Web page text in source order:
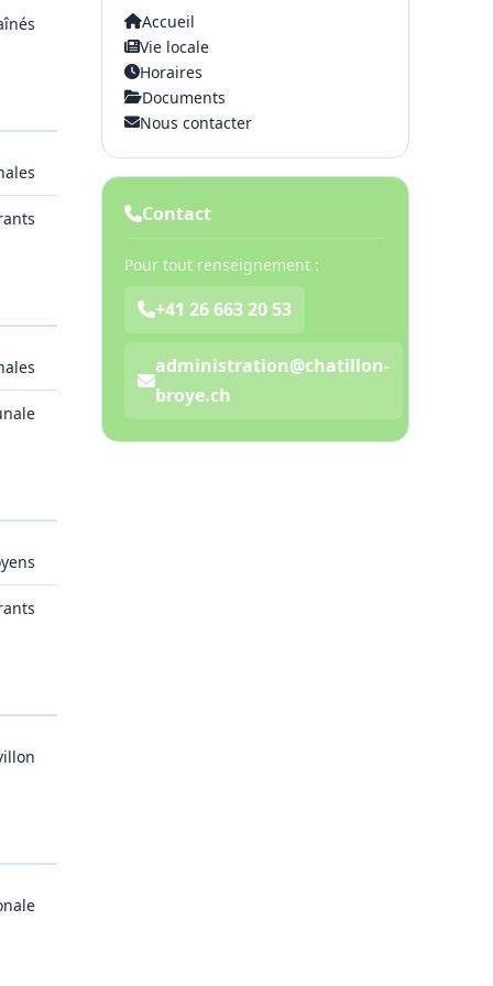
Accueil
Vie locale
Horaires
Documents
Nous contacter
Contact
Pour tout renseignement :
+41 26 663 20 53
administration@chatillon-
broye.ch